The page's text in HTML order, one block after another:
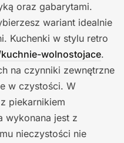
oraz gabarytami.
wariant idealnie
Kuchenki w stylu retro
wolnostojace.
na czynniki zewnętrzne
w czystości. W
piekarnikiem
wykonana jest z
nieczystości nie